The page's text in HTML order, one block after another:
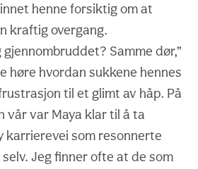
henne forsiktig om at
kraftig overgang.
Samme dør,”
høre hvordan sukkene hennes
til et glimt av håp. På
vår var Maya klar til å ta
karrierevei som resonnerte
Jeg finner ofte at de som